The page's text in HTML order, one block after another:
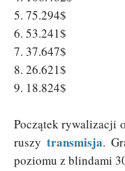
5. 75.294$
6. 53.241$
7. 37.647$
8. 26.621$
9. 18.824$
Początek rywalizacji
ruszytransmisja.
poziomu z blindami